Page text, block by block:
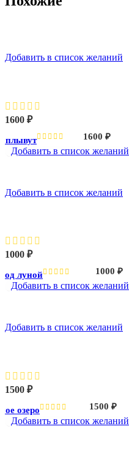
Добавить в список желаний
1600 ₽
плывут 1600 ₽
Добавить в список желаний
Добавить в список желаний
1000 ₽
луной 1000 ₽
Добавить в список желаний
Добавить в список желаний
1500 ₽
озеро 1500 ₽
Добавить в список желаний